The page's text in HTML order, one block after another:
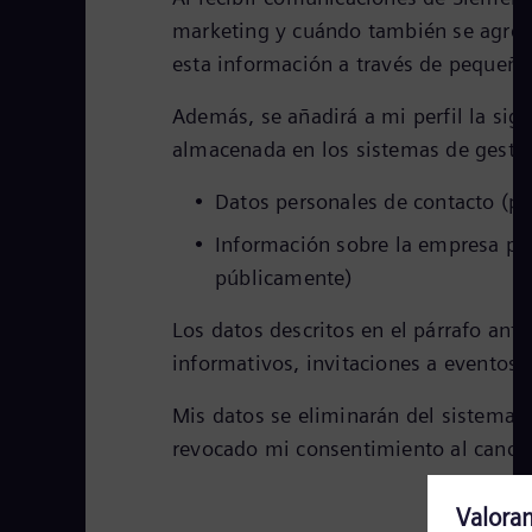
marketing y cuándo también se
esta información a través de
Además, se añadirá a mi perfil la
almacenada en los sistemas de
Datos personales de contacto
Información sobre la empresa
públicamente)
Los datos descritos en el párrafo
informativos, invitaciones a eventos
Mis datos se eliminarán del sistema
revocado mi consentimiento al